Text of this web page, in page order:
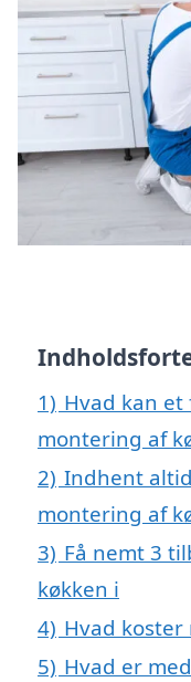
1) Hvad kan et
montering af
2) Indhent
montering af
3) Få nemt 3
køkken i
4) Hvad
5) Hvad er